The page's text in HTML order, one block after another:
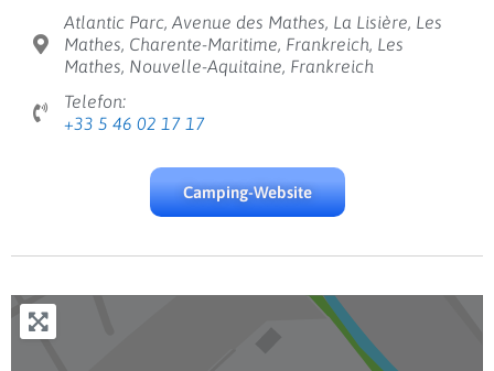
Atlantic Parc, Avenue des Mathes, La Lisière, Les
Mathes, Charente-Maritime, Frankreich, Les
Mathes, Nouvelle-Aquitaine, Frankreich
Telefon:
+33 5 46 02 17 17
Camping-Website